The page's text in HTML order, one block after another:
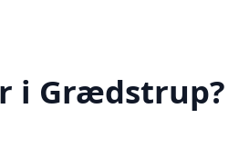
i Grædstrup?